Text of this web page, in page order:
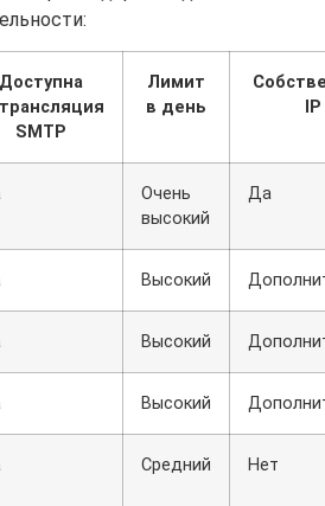
Доступна
SMTP
Лимит
в день
IP
Очень
высокий
Да
Высокий
Высокий
Высокий
Средний Нет